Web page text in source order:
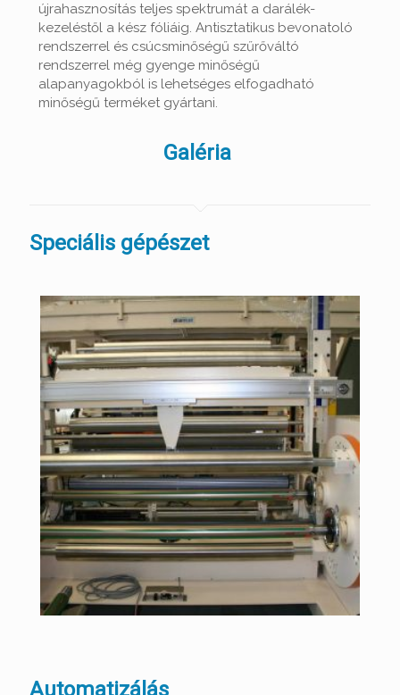
újrahasznosítás teljes spektrumát a darálék-
kezeléstől a kész fóliáig. Antisztatikus bevonatoló
rendszerrel és csúcsminőségű szűrőváltó
rendszerrel még gyenge minőségű
alapanyagokból is lehetséges elfogadható
minőségű terméket gyártani.
Galéria
Speciális gépészet
Automatizálás